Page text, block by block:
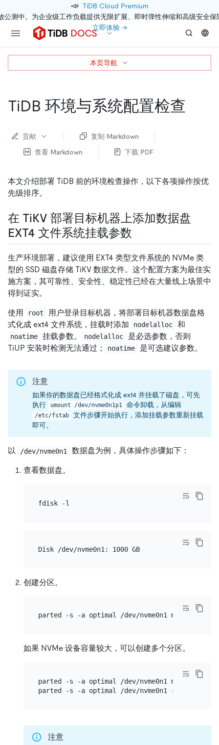
📣 TiDB Cloud Premium
公测中。为企业级工作负载提供无限扩展、即时弹性伸缩和高级安全保
立即体验 →
TiDB 环境与系统配置检查
贡献
复制 Markdown
查看 Markdown
下载 PDF
本文介绍部署 TiDB 前的环境检查操作，以下各项操作按优
先级排序。
在 TiKV 部署目标机器上添加数据盘
EXT4 文件系统挂载参数
生产环境部署，建议使用 EXT4 类型文件系统的 NVMe 类
型的 SSD 磁盘存储 TiKV 数据文件。这个配置方案为最佳实
施方案，其可靠性、安全性、稳定性已经在大量线上场景中
得到证实。
使用 root
用户登录目标机器，将部署目标机器数据盘格
式化成 ext4 文件系统，挂载时添加
nodelalloc 和
noatime 挂载参数。 nodelalloc
是必选参数，否则
TiUP 安装时检测无法通过；
noatime 是可选建议参数。
注意
如果你的数据盘已经格式化成 ext4 并挂载了磁盘，可先
执行
umount /dev/nvme0n1p1 命令卸载，从编辑
/etc/fstab
文件步骤开始执行，添加挂载参数重新挂载
即可。
以 /dev/nvme0n1 数据盘为例，具体操作步骤如下：
查看数据盘。
Disk /dev/nvme0n1: 1000 GB
创建分区。
如果 NVMe 设备容量较大，可以创建多个分区。
parted -s -a optimal /dev/nvme0n1 mklabel gpt
注意
本页导航